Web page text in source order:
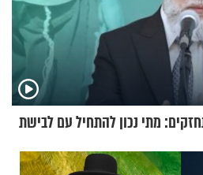
מתי נכון להתחיל עם לבישת